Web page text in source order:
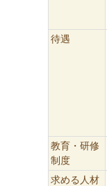
待遇
教育・研修
制度
求める人材